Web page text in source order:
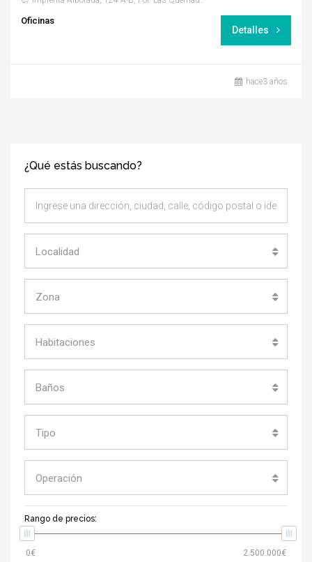
Oficinas
Detalles
hace3 años
¿Qué estás buscando?
Localidad
Zona
Habitaciones
Baños
Tipo
Operación
Rango de precios: